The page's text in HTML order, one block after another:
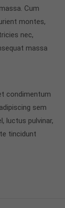
Cum
montes,
nec,
massa
condimentum
sem
luctus pulvinar,
tincidunt